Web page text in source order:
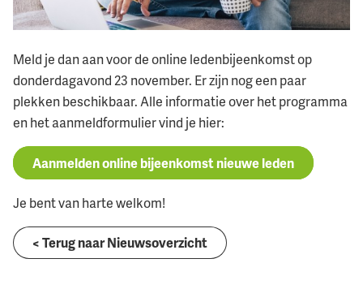
Meld je dan aan voor de online ledenbijeenkomst op
donderdagavond 23 november. Er zijn nog een paar
plekken beschikbaar. Alle informatie over het programma
en het aanmeldformulier vind je hier:
Aanmelden online bijeenkomst nieuwe leden
Je bent van harte welkom!
< Terug naar Nieuwsoverzicht